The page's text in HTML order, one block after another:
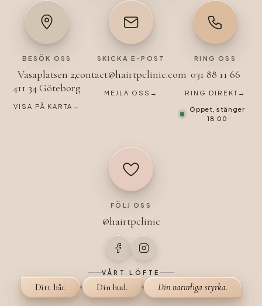
BESÖK OSS
Vasaplatsen 2,
411 34 Göteborg
VISA PÅ KARTA →
SKICKA E-POST
contact@hairtpclinic.com
MEJLA OSS →
RING OSS
031 88 11 66
RING DIREKT →
Öppet, stänger
18:00
FÖLJ OSS
@hairtpclinic
VÅRT LÖFTE
Ditt hår. Din hud. Din naturliga styrka.